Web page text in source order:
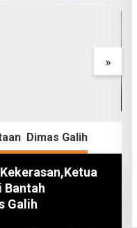
»
Dimas Galih
Bantah
Galih